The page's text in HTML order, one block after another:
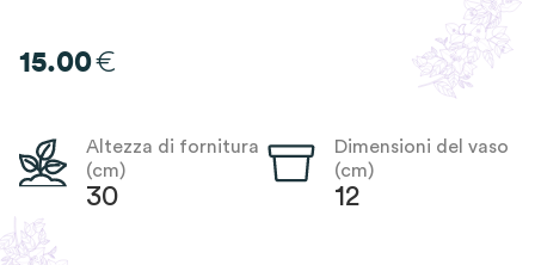
15.00€
Altezza di fornitura
(cm)
30
Dimensioni del vaso
(cm)
12